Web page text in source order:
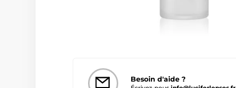
Besoin d'aide ?